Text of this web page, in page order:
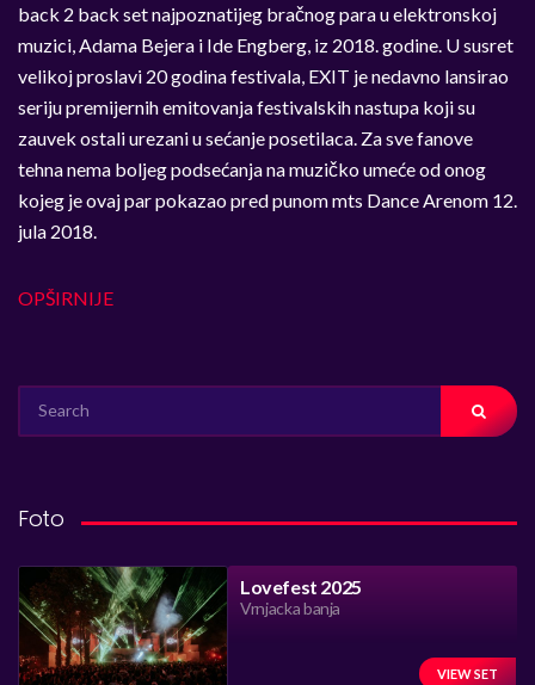
back 2 back set najpoznatijeg bračnog para u elektronskoj
muzici, Adama Bejera i Ide Engberg, iz 2018. godine. U susret
velikoj proslavi 20 godina festivala, EXIT je nedavno lansirao
seriju premijernih emitovanja festivalskih nastupa koji su
zauvek ostali urezani u sećanje posetilaca. Za sve fanove
tehna nema boljeg podsećanja na muzičko umeće od onog
kojeg je ovaj par pokazao pred punom mts Dance Arenom 12.
jula 2018.
OPŠIRNIJE
FOR:
Foto
Lovefest 2025
Vrnjacka banja
VIEW SET